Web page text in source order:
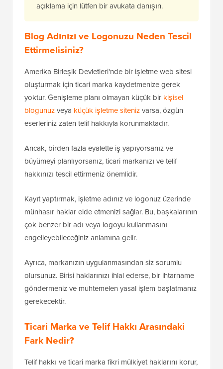
açıklama için lütfen bir avukata danışın.
Blog Adınızı ve Logonuzu Neden Tescil
Ettirmelisiniz?
Amerika Birleşik Devletleri'nde bir işletme web sitesi
oluşturmak için ticari marka kaydetmenize gerek
yoktur. Genişleme planı olmayan küçük bir kişisel
blogunuzveya küçük işletme sitenizvarsa, özgün
eserleriniz zaten telif hakkıyla korunmaktadır.
Ancak, birden fazla eyalette iş yapıyorsanız ve
büyümeyi planlıyorsanız, ticari markanızı ve telif
hakkınızı tescil ettirmeniz önemlidir.
Kayıt yaptırmak, işletme adınız ve logonuz üzerinde
münhasır haklar elde etmenizi sağlar. Bu, başkalarının
çok benzer bir adı veya logoyu kullanmasını
engelleyebileceğiniz anlamına gelir.
Ayrıca, markanızın uygulanmasından siz sorumlu
olursunuz. Birisi haklarınızı ihlal ederse, bir ihtarname
göndermeniz ve muhtemelen yasal işlem başlatmanız
gerekecektir.
Ticari Marka ve Telif Hakkı Arasındaki
Fark Nedir?
Telif hakkı ve ticari marka fikri mülkiyet haklarını korur,